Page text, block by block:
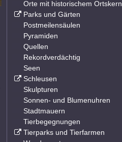
Orte mit historischem Ortskern
Parks und Gärten
Postmeilensäulen
Pyramiden
Quellen
Rekordverdächtig
Seen
Schleusen
Skulpturen
Sonnen- und Blumenuhren
Stadtmauern
Tierbegegnungen
Tierparks und Tierfarmen